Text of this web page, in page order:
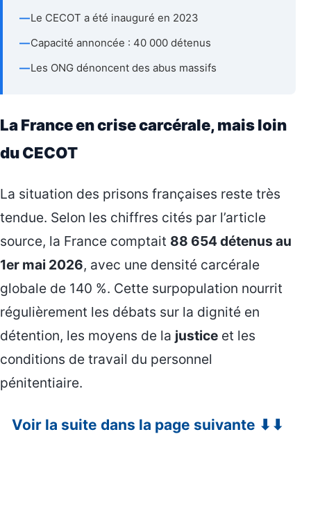
—Le CECOT a été inauguré en 2023
—Capacité annoncée : 40 000 détenus
—Les ONG dénoncent des abus massifs
La France en crise carcérale, mais loin
du CECOT
La situation des prisons françaises reste très
tendue. Selon les chiffres cités par l’article
source, la France comptait 88 654 détenus au
1er mai 2026, avec une densité carcérale
globale de 140 %. Cette surpopulation nourrit
régulièrement les débats sur la dignité en
détention, les moyens de la justice et les
conditions de travail du personnel
pénitentiaire.
Voir la suite dans la page suivante ⬇⬇